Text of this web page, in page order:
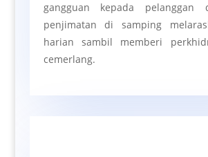
gangguan kepada pelanggan
penjimatan di samping
harian sambil memberi
cemerlang.